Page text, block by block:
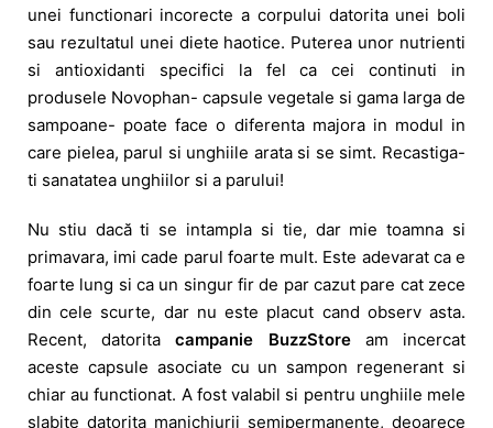
unei functionari incorecte a corpului datorita unei boli
sau rezultatul unei diete haotice. Puterea unor nutrienti
si antioxidanti specifici la fel ca cei continuti in
produsele Novophan- capsule vegetale si gama larga de
sampoane- poate face o diferenta majora in modul in
care pielea, parul si unghiile arata si se simt. Recastiga-
ti sanatatea unghiilor si a parului!
Nu stiu dacă ti se intampla si tie, dar mie toamna si
primavara, imi cade parul foarte mult. Este adevarat ca e
foarte lung si ca un singur fir de par cazut pare cat zece
din cele scurte, dar nu este placut cand observ asta.
Recent, datoritacampanie BuzzStoream incercat
aceste capsule asociate cu un sampon regenerant si
chiar au functionat. A fost valabil si pentru unghiile mele
slabite datorita manichiurii semipermanente, deoarece